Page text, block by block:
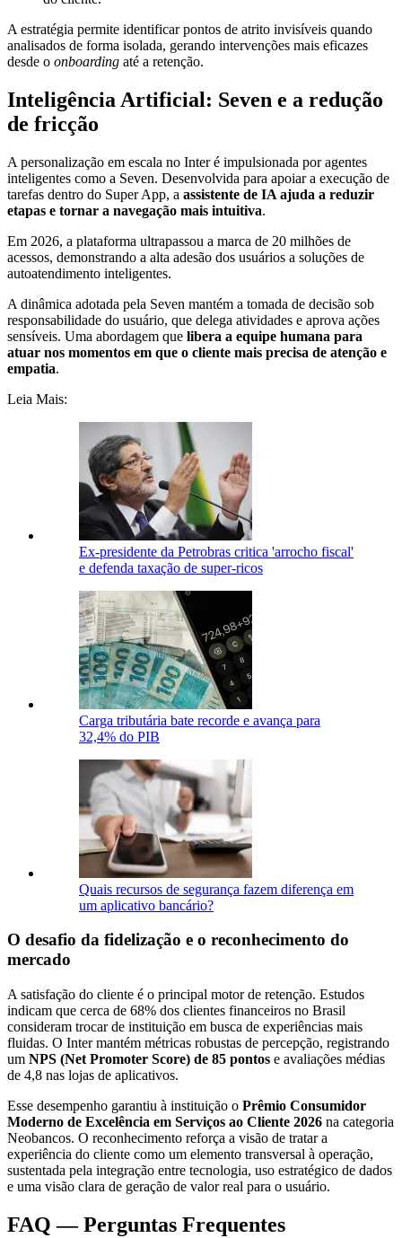
A estratégia permite identificar pontos de atrito invisíveis quando
analisados de forma isolada, gerando intervenções mais eficazes
desde o onboarding até a retenção.
Inteligência Artificial: Seven e a redução
de fricção
A personalização em escala no Inter é impulsionada por agentes
inteligentes como a Seven. Desenvolvida para apoiar a execução de
tarefas dentro do Super App, a assistente de IA ajuda a reduzir
etapas e tornar a navegação mais intuitiva.
Em 2026, a plataforma ultrapassou a marca de 20 milhões de
acessos, demonstrando a alta adesão dos usuários a soluções de
autoatendimento inteligentes.
A dinâmica adotada pela Seven mantém a tomada de decisão sob
responsabilidade do usuário, que delega atividades e aprova ações
sensíveis. Uma abordagem que libera a equipe humana para
atuar nos momentos em que o cliente mais precisa de atenção e
empatia.
Leia Mais:
Ex-presidente da Petrobras critica 'arrocho fiscal'
e defenda taxação de super-ricos
Carga tributária bate recorde e avança para
32,4% do PIB
Quais recursos de segurança fazem diferença em
um aplicativo bancário?
O desafio da fidelização e o reconhecimento do
mercado
A satisfação do cliente é o principal motor de retenção. Estudos
indicam que cerca de 68% dos clientes financeiros no Brasil
consideram trocar de instituição em busca de experiências mais
fluidas. O Inter mantém métricas robustas de percepção, registrando
um NPS (Net Promoter Score) de 85 pontos e avaliações médias
de 4,8 nas lojas de aplicativos.
Esse desempenho garantiu à instituição o Prêmio Consumidor
Moderno de Excelência em Serviços ao Cliente 2026 na categoria
Neobancos. O reconhecimento reforça a visão de tratar a
experiência do cliente como um elemento transversal à operação,
sustentada pela integração entre tecnologia, uso estratégico de dados
e uma visão clara de geração de valor real para o usuário.
FAQ ― Perguntas Frequentes